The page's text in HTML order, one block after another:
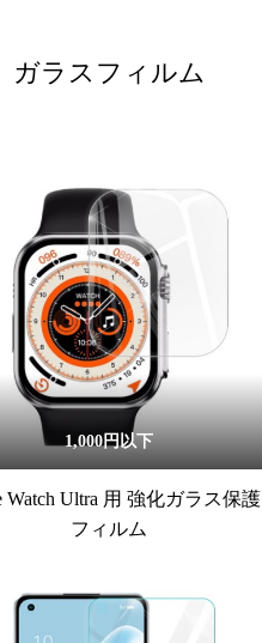
ガラスフィルム
1,000円以下
Watch Ultra 用 強化ガラス保護
フィルム